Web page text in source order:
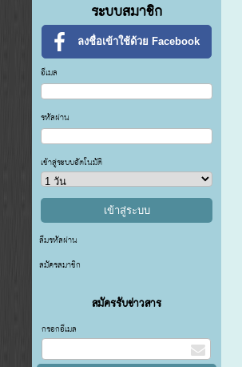
ระบบสมาชิก
ลงชื่อเข้าใช้ด้วย Facebook
อีเมล
รหัสผ่าน
เข้าสู่ระบบอัตโนมัติ
ลืมรหัสผ่าน
สมัครสมาชิก
สมัครรับข่าวสาร
กรอกอีเมล